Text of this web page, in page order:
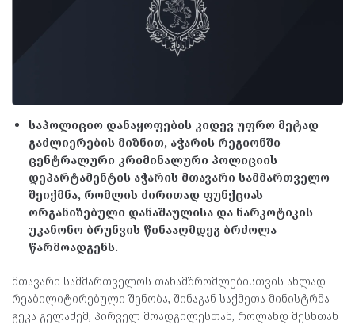
საპოლიციო დანაყოფების კიდევ უფრო მეტად
გაძლიერების მიზნით, აჭარის რეგიონში
ცენტრალური კრიმინალური პოლიციის
დეპარტამენტის აჭარის მთავარი სამმართველო
შეიქმნა, რომლის ძირითად ფუნქციას
ორგანიზებული დანაშაულისა და ნარკოტიკის
უკანონო ბრუნვის წინააღმდეგ ბრძოლა
წარმოადგენს.
მთავარი სამმართველოს თანამშრომლებისთვის ახლად
რეაბილიტირებული შენობა, შინაგან საქმეთა მინისტრმა
გეკა გელაძემ, პირველ მოადგილესთან, როლანდ მესხთან